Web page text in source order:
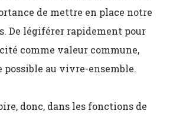
de mettre en place notre
De légiférer rapidement pour
comme valeur commune,
possible au vivre-ensemble.
donc, dans les fonctions de